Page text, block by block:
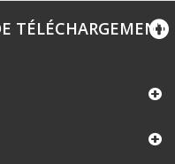
TÉLÉCHARGEMENT